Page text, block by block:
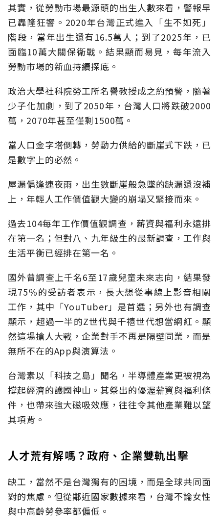
其實，從勞動市場最源頭的出生人數來看，警報早
已轟隆狂響。2020年台灣正式進入「生不如死」
階段，當年出生還有16.5萬人；到了2025年，已
面臨10萬大關保衛戰。結果顯而易見，每年流入
勞動市場的新血持續探底。
政治大學社科院勞工所名譽教授成之約預警，隨著
少子化加劇，到了2050年，台灣人口將跌破2000
萬，2070年甚至僅剩1500萬。
當人口金字塔倒轉，勞動力供給的斷崖式下跌，已
是數字上的必然。
屋漏偏逢連夜雨，出生數斷崖般急墜的缺漏還沒補
上，年輕人工作價值觀大變的崩塌又緊接而來。
過去104每年工作價值觀調查，薪資與福利永遠排
在第一名；但對八、九年級生的最新調查，工作與
生活平衡已經排在第一名。
國外曾調查上千名6至17歲兒童未來志向，結果發
現75％的受訪者表示，長大想從事線上影音相關
工作，其中「YouTuber」是首選；另外也有調查
顯示，超過一半的Z世代與千禧世代想當網紅。顯
然這場搶人大戰，企業對手不再是隔壁同業，而是
無所不在的App與演算法。
台灣素以「科技之島」聞名，半導體產業更被視為
撐起經濟的護國神山。其祭出的優渥薪資與福利條
件，也帶來強大磁吸效應，往往令其他產業難以望
其項背。
人才荒有解嗎？政府、企業雙軌出擊
缺工，當然不是台灣獨有的困境，而是全球共同面
對的焦慮。但從鄰近國家數據來看，台灣不論女性
與中高齡勞參率都偏低。